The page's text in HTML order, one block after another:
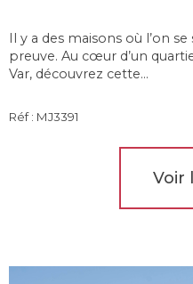
Il y a des maisons où l’on
preuve. Au cœur d’un
Var, découvrez cette...
Réf : MJ3391
Voir